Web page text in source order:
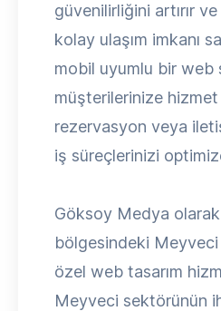
güvenilirliğini artırır
kolay ulaşım imkanı
mobil uyumlu bir web
müşterilerinize
rezervasyon veya
iş süreçlerinizi
Göksoy Medya
bölgesindeki
özel web tasarım
Meyveci sektörünün